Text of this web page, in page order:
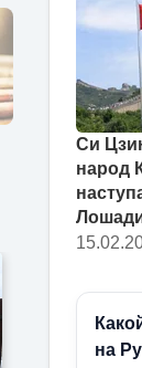
Си
народ
на